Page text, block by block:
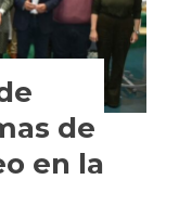
de
en la